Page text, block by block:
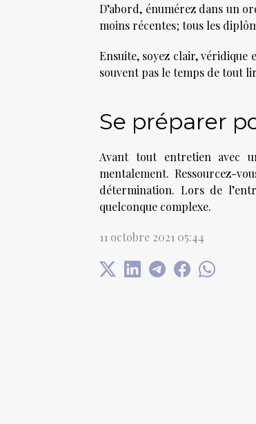
D’abord, énumérez dans un
moins récentes ; tous les
Ensuite, soyez clair, véridique
souvent pas le temps de tout
Se préparer
Avant tout entretien avec
mentalement. Ressourcez-
détermination. Lors de
quelconque complexe.
11 octobre 2021 05:44